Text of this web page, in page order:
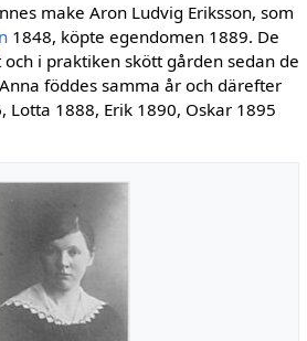
make Aron Lud­vig Eriksson, som
1848, köpte egendomen 1889. De
i praktiken skött gården sedan de
föddes samma år och därefter
Lotta 1888, Erik 1890, Oskar 1895